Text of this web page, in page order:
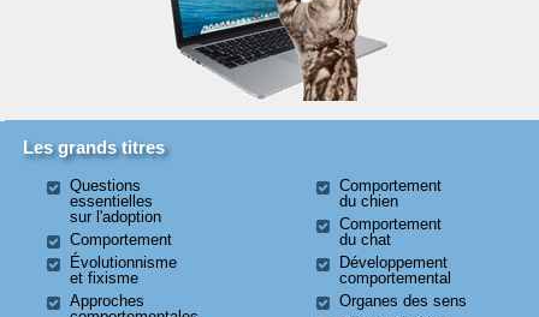
Les grands titres
Questions
essentielles
sur l'adoption
Comportement
Évolutionnisme
et fixisme
Approches
Comportement
du chien
Comportement
du chat
Développement
comportemental
Organes des sens